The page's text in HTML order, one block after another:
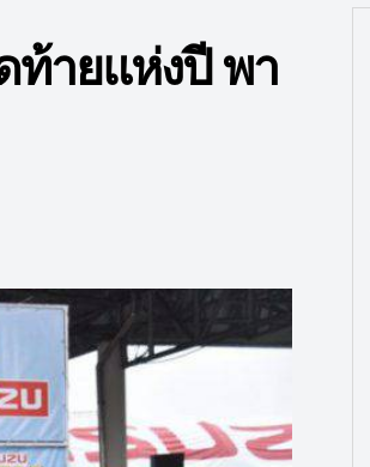
ท้ายแห่งปี พา